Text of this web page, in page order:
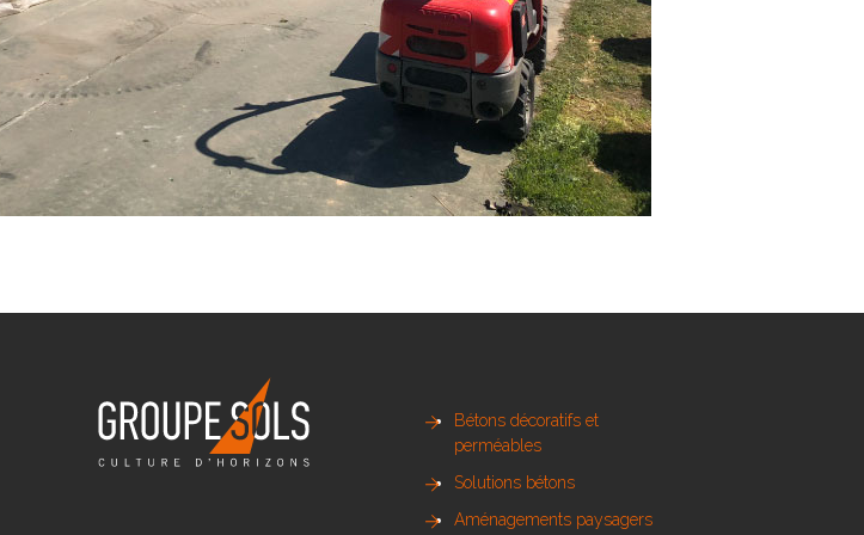
Bétons décoratifs et
perméables
Solutions bétons
Aménagements paysagers